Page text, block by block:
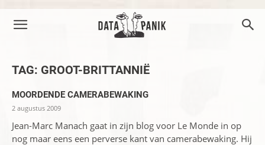
TAG: GROOT-BRITTANNIË
MOORDENDE CAMERABEWAKING
2 augustus 2009
Jean-Marc Manach gaat in zijn blog voor Le Monde in op
nog maar eens een perverse kant van camerabewaking. Hij